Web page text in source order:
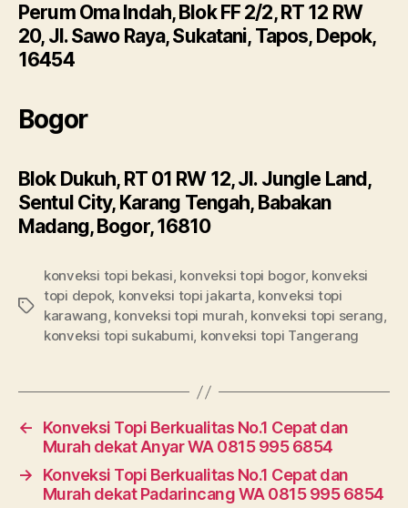
Perum Oma Indah, Blok FF 2/2, RT 12 RW
20, Jl. Sawo Raya, Sukatani, Tapos, Depok,
16454
Bogor
Blok Dukuh, RT 01 RW 12, Jl. Jungle Land,
Sentul City, Karang Tengah, Babakan
Madang, Bogor, 16810
Tags
konveksi topi bekasi, konveksi topi bogor, konveksi
topi depok, konveksi topi jakarta, konveksi topi
karawang, konveksi topi murah, konveksi topi serang,
konveksi topi sukabumi, konveksi topi Tangerang
←
Konveksi Topi Berkualitas No.1 Cepat dan
Murah dekat Anyar WA 0815 995 6854
→
Konveksi Topi Berkualitas No.1 Cepat dan
Murah dekat Padarincang WA 0815 995 6854